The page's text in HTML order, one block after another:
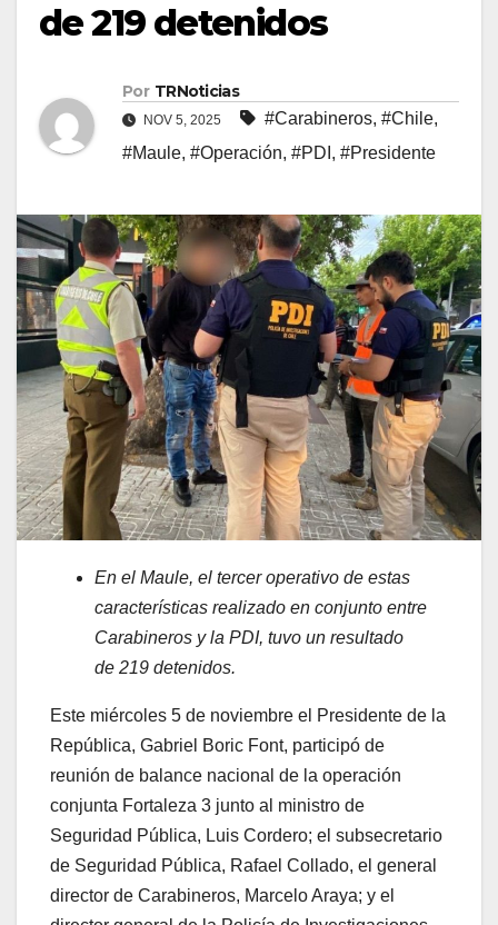
de 219 detenidos
Por TRNoticias
NOV 5, 2025 #Carabineros, #Chile,
#Maule, #Operación, #PDI , #Presidente
En el Maule, el tercer operativo de estas
características realizado en conjunto entre
Carabineros y la PDI, tuvo un resultado
de 219 detenidos.
Este miércoles 5 de noviembre el Presidente de la
República, Gabriel Boric Font, participó de
reunión de balance nacional de la operación
conjunta Fortaleza 3 junto al ministro de
Seguridad Pública, Luis Cordero; el subsecretario
de Seguridad Pública, Rafael Collado, el general
director de Carabineros, Marcelo Araya; y el